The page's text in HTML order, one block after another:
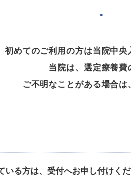
初めてのご利用の方は当院中央
当院は、選定療養費
ご不明なことがある場合は
る方は、受付へお申し付けくだ